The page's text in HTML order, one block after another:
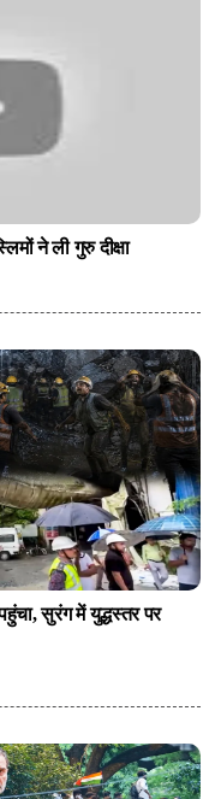
ने ली गुरु दीक्षा
सुरंग में युद्धस्तर पर